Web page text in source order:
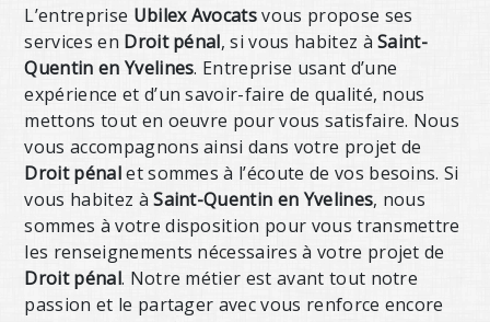
L’entreprise Ubilex Avocatsvous propose ses
services en Droit pénal, si vous habitez àSaint-
Quentin en Yvelines. Entreprise usant d’une
expérience et d’un savoir-faire de qualité, nous
mettons tout en oeuvre pour vous satisfaire. Nous
vous accompagnons ainsi dans votre projet de
Droit pénalet sommes à l’écoute de vos besoins. Si
vous habitez àSaint-Quentin en Yvelines, nous
sommes à votre disposition pour vous transmettre
les renseignements nécessaires à votre projet de
Droit pénal. Notre métier est avant tout notre
passion et le partager avec vous renforce encore